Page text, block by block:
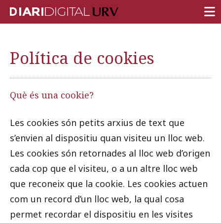
RECERCA
VIDA AL CAMPUS
COMUNITAT URV
Més categories
Política de cookies
Què és una cookie?
Les cookies són petits arxius de text que
s’envien al dispositiu quan visiteu un lloc web.
Les cookies són retornades al lloc web d’origen
cada cop que el visiteu, o a un altre lloc web
que reconeix que la cookie. Les cookies actuen
com un record d’un lloc web, la qual cosa
permet recordar el dispositiu en les visites